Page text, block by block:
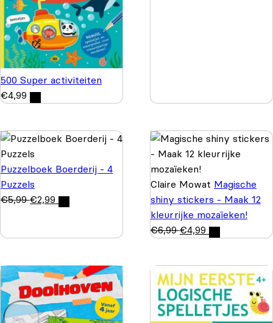
500 Super activiteiten
€4,99
Puzzelboek Boerderij - 4
Puzzels
€5,99 €2,99
Claire Mowat Magische
shiny stickers - Maak 12
kleurrijke mozaïeken!
€6,99 €4,99